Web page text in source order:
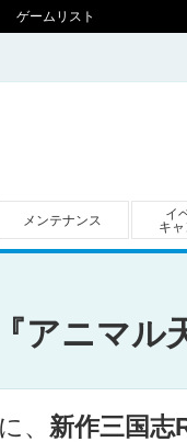
ゲームリスト
メンテナンス
イ
キ
アニマル
、 新作三国志